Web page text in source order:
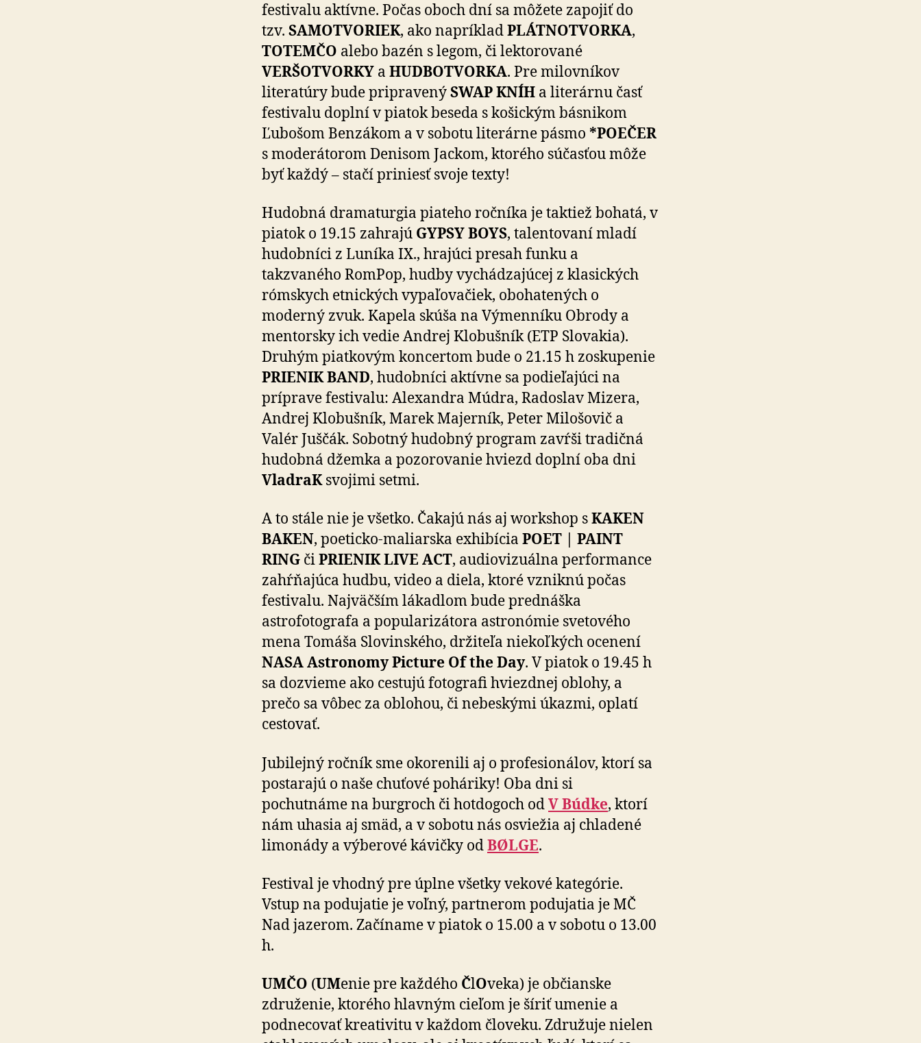
festivalu aktívne. Počas oboch dní sa môžete zapojiť do
tzv. SAMOTVORIEK, ako napríkladPLÁTNOTVORKA,
TOTEMČO alebo bazén s legom, či lektorované
VERŠOTVORKY a HUDBOTVORKA. Pre milovníkov
literatúry bude pripravenýSWAP KNÍH a literárnu časť
festivalu doplní v piatok beseda s košickým básnikom
Ľubošom Benzákom a v sobotu literárne pásmo *POEČER
s moderátorom Denisom Jackom, ktorého súčasťou môže
byť každý – stačí priniesť svoje texty!
Hudobná dramaturgia piateho ročníka je taktiež bohatá, v
piatok o 19.15 zahrajú GYPSY BOYS, talentovaní mladí
hudobníci z Luníka IX., hrajúci presah funku a
takzvaného RomPop, hudby vychádzajúcej z klasických
rómskych etnických vypaľovačiek, obohatených o
moderný zvuk. Kapela skúša na Výmenníku Obrody a
mentorsky ich vedie Andrej Klobušník (ETP Slovakia).
Druhým piatkovým koncertom bude o 21.15 h zoskupenie
PRIENIK BAND, hudobníci aktívne sa podieľajúci na
príprave festivalu: Alexandra Múdra, Radoslav Mizera,
Andrej Klobušník, Marek Majerník, Peter Milošovič a
Valér Juščák. Sobotný hudobný program zavŕši tradičná
hudobná džemka a pozorovanie hviezd doplní oba dni
VladraKsvojimi setmi.
A to stále nie je všetko. Čakajú nás aj workshop sKAKEN
BAKEN, poeticko-maliarska exhibícia POET | PAINT
RING čiPRIENIK LIVE ACT, audiovizuálna performance
zahŕňajúca hudbu, video a diela, ktoré vzniknú počas
festivalu. Najväčším lákadlom bude prednáška
astrofotografa a popularizátora astronómie svetového
mena Tomáša Slovinského, držiteľa niekoľkých ocenení
NASA Astronomy Picture Of the Day. V piatok o 19.45 h
sa dozvieme ako cestujú fotografi hviezdnej oblohy, a
prečo sa vôbec za oblohou, či nebeskými úkazmi, oplatí
cestovať.
Jubilejný ročník sme okorenili aj o profesionálov, ktorí sa
postarajú o naše chuťové poháriky! Oba dni si
pochutnáme na burgroch či hotdogoch odV Búdke, ktorí
nám uhasia aj smäd, a v sobotu nás osviežia aj chladené
limonády a výberové kávičky odBØLGE.
Festival je vhodný pre úplne všetky vekové kategórie.
Vstup na podujatie je voľný, partnerom podujatia je MČ
Nad jazerom. Začíname v piatok o 15.00 a v sobotu o 13.00
h.
UMČO (UMenie pre každého ČlOveka) je občianske
združenie, ktorého hlavným cieľom je šíriť umenie a
podnecovať kreativitu v každom človeku. Združuje nielen